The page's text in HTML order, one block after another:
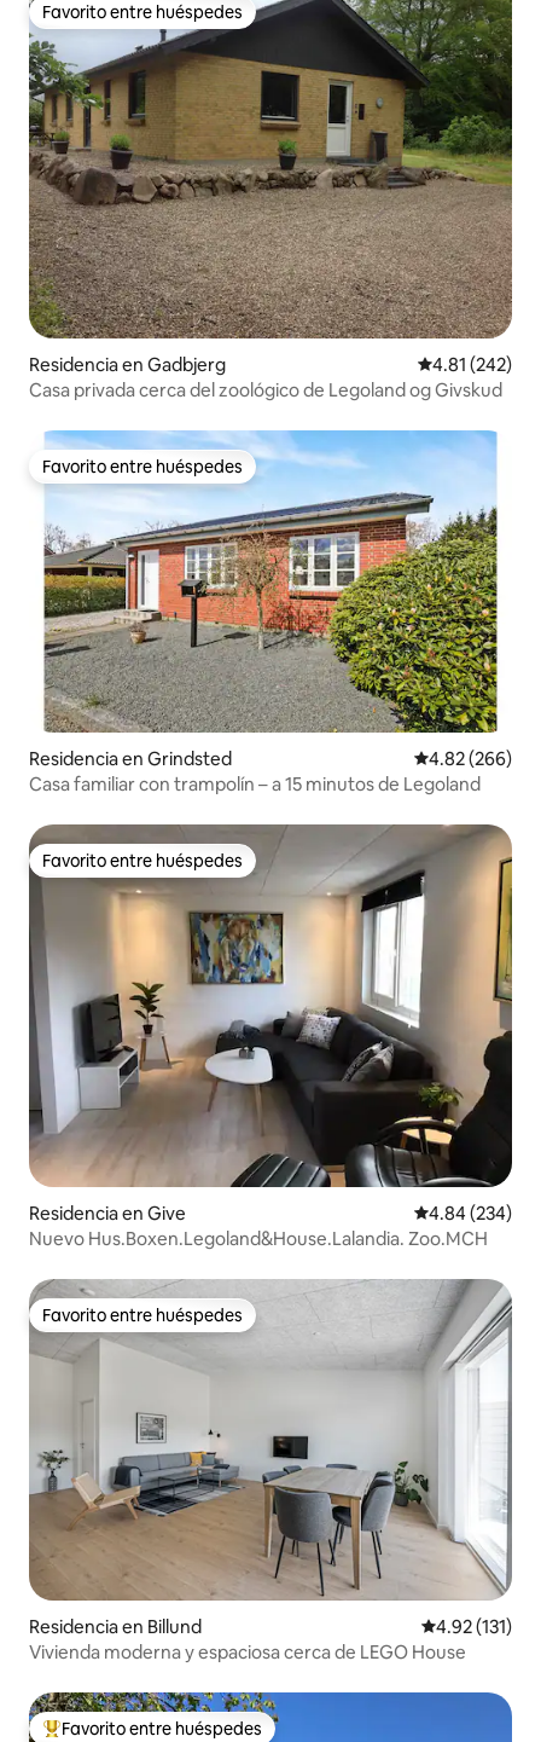
Favorito entre huéspedes
Favorito entre huéspedes
Residencia en Gadbjerg Calificación
4.81 (242)
Casa privada cerca del zoológico de Legoland og Givskud
Favorito entre huéspedes
Favorito entre huéspedes
Residencia en Grindsted Calificación
4.82 (266)
Casa familiar con trampolín – a 15 minutos de Legoland
Favorito entre huéspedes
Favorito entre huéspedes
Residencia en Give Calificación
4.84 (234)
Nuevo Hus.Boxen.Legoland&House.Lalandia. Zoo.MCH
Favorito entre huéspedes
Favorito entre huéspedes
Residencia en Billund Calificación
4.92 (131)
Vivienda moderna y espaciosa cerca de LEGO House
Favorito entre huéspedes